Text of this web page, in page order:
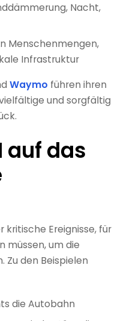
Nacht,
Menschenmengen,
Infrastruktur
Waymo führen ihren
und sorgfältig
auf das
kritische Ereignisse, für
müssen, um die
Zu den Beispielen
die Autobahn